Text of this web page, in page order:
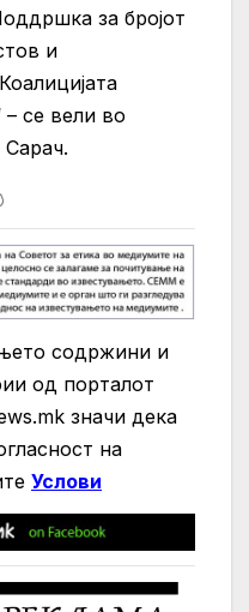
за бројот
и
– се вели во
содржини и
од порталот
значи дека
на
Услови